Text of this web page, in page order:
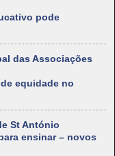
pode
das Associações
equidade no
St António
ensinar – novos